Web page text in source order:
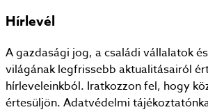
Hírlevél
A gazdasági jog, a családi vállalatok
világának legfrissebb aktualitásairól
hírleveleinkból. Iratkozzon fel, hogy
értesüljön. Adatvédelmi